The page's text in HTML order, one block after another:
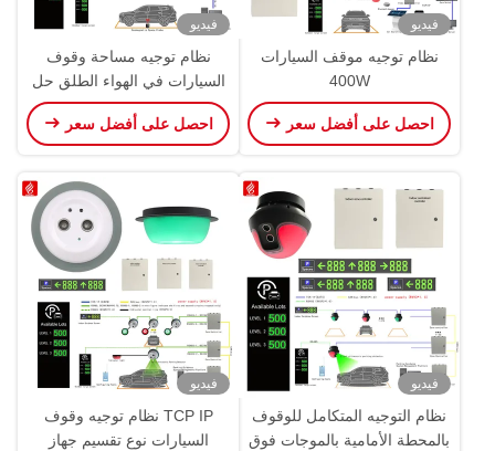
فيديو
نظام توجيه موقف السيارات
400W
احصل على أفضل سعر
فيديو
نظام توجيه مساحة وقوف
السيارات في الهواء الطلق حل
نظام توجيه مواقف السيارات
احصل على أفضل سعر
فيديو
نظام التوجيه المتكامل للوقوف
بالمحطة الأمامية بالموجات فوق
فيديو
TCP IP نظام توجيه وقوف
السيارات نوع تقسيم جهاز